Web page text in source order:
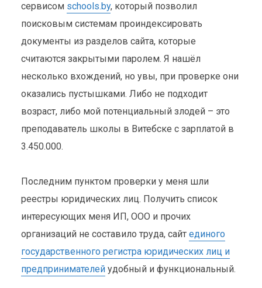
сервисом schools.by, который позволил
поисковым системам проиндексировать
документы из разделов сайта, которые
считаются закрытыми паролем. Я нашёл
несколько вхождений, но увы, при проверке они
оказались пустышками. Либо не подходит
возраст, либо мой потенциальный злодей – это
преподаватель школы в Витебске с зарплатой в
3.450.000.
Последним пунктом проверки у меня шли
реестры юридических лиц. Получить список
интересующих меня ИП, ООО и прочих
организаций не составило труда, сайт единого
государственного регистра юридических лиц и
предпринимателейудобный и функциональный.